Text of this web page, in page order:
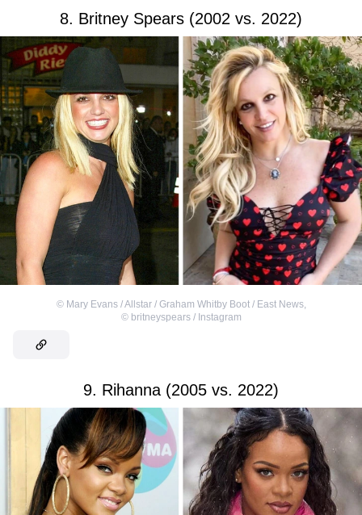
8. Britney Spears (2002 vs. 2022)
© Mary Evans / Allstar / Graham Whitby Boot / East News,
© britneyspears / Instagram
9. Rihanna (2005 vs. 2022)